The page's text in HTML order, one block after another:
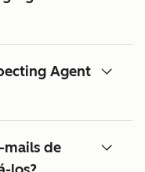
Agent
mails de